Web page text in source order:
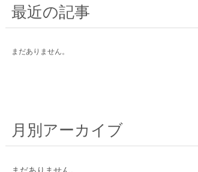
最近の記事
まだありません。
月別アーカイブ